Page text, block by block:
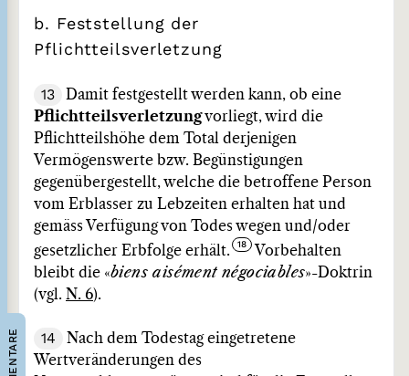
b. Feststellung der
Pflichtteilsverletzung
13
Damit festgestellt werden kann, ob eine
Pflichtteilsverletzungvorliegt, wird die
Pflichtteilshöhe dem Total derjenigen
Vermögenswerte bzw. Begünstigungen
gegenübergestellt, welche die betroffene Person
vom Erblasser zu Lebzeiten erhalten hat und
gemäss Verfügung von Todes wegen und/oder
gesetzlicher Erbfolge erhält.
Vorbehalten
bleibt die «biens aisément négociables»-Doktrin
(vgl. N. 6).
14
Nach dem Todestag eingetretene
Wertveränderungen des